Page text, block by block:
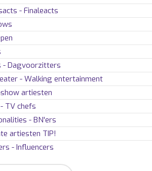
- Finaleacts
- Dagvoorzitters
- Walking entertainment
artiesten
TV chefs
- BN'ers
artiesten TIP!
- Influencers